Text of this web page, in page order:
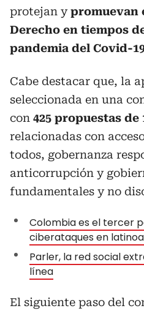
protejan ypromuevan
Derecho en tiempos
pandemia del Covid-
Cabe destacar que, la
seleccionada en una
con 425 propuestas de
relacionadas con
todos, gobernanza
anticorrupción y
fundamentales y no
Colombia es el tercer
ciberataques en
Parler, la red social
línea
El siguiente paso del